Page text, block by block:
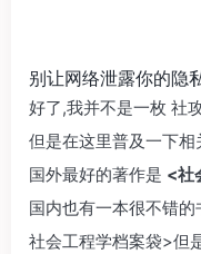
别让网络泄露你的隐
好了,我并不是一枚 社
但是在这里普及一下
国外最好的著作是 <社
国内也有一本很不错的
社会工程学档案袋>但